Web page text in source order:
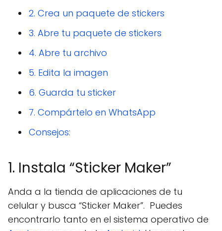
2. Crea un paquete de stickers
3. Abre tu paquete de stickers
4. Abre tu archivo
5. Edita la imagen
6. Guarda tu sticker
7. Compártelo en WhatsApp
Consejos:
1. Instala “Sticker Maker”
Anda a la tienda de aplicaciones de tu
celular y busca “Sticker Maker”. Puedes
encontrarlo tanto en el sistema operativo de